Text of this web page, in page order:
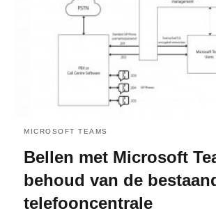
MICROSOFT TEAMS
Bellen met Microsoft
behoud van de
telefooncentrale